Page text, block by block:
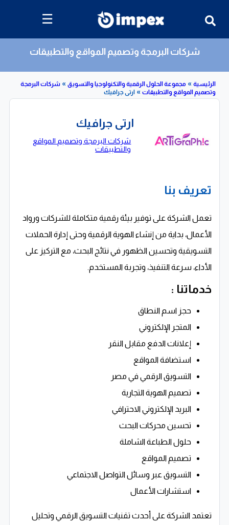
☰
شركات البرمجة وتصميم المواقع والتطبيقات
»
مجموعة الحلول الرقمية والتكنولوجيا والتسويق
»
شركات البرمجة
»
ارتى جرافيك
تعريف بنا
تعمل الشركة على توفير بيئة رقمية متكاملة للشركات ورواد
الأعمال، بداية من إنشاء الهوية الرقمية وحتى إدارة الحملات
التسويقية وتحسين الظهور في نتائج البحث، مع التركيز على
الأداء، سرعة التنفيذ، وتجربة المستخدم.
خدماتنا :
حجز اسم النطاق
المتجر الإلكتروني
إعلانات الدفع مقابل النقر
استضافة المواقع
التسويق الرقمي في مصر
تصميم الهوية التجارية
البريد الإلكتروني الاحترافي
تحسين محركات البحث
حلول الطباعة الشاملة
تصميم المواقع
التسويق عبر وسائل التواصل الاجتماعي
استشارات الأعمال
تعتمد الشركة على أحدث تقنيات التسويق الرقمي وتحليل